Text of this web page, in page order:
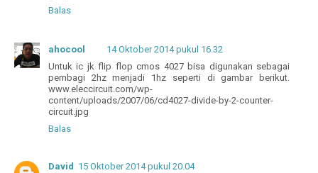
Balas
ahocool
14 Oktober 2014 pukul 16.32
Untuk ic jk flip flop cmos 4027 bisa digunakan sebagai
pembagi 2hz menjadi 1hz seperti di gambar berikut.
www.eleccircuit.com/wp-
content/uploads/2007/06/cd4027-divide-by-2-counter-
circuit.jpg
Balas
David 15 Oktober 2014 pukul 20.04